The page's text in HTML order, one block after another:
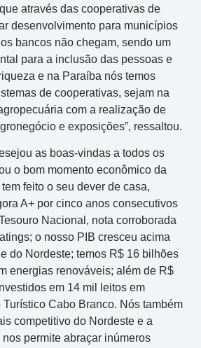
através das cooperativas de
desenvolvimento para municípios
bancos não chegam, sendo um
para a inclusão das pessoas e
e na Paraíba nós temos
de cooperativas, sejam na
com a realização de
e exposições”, ressaltou.
as boas-vindas a todos os
o bom momento econômico da
feito o seu dever de casa,
A+ por cinco anos consecutivos
Nacional, nota corroborada
o nosso PIB cresceu acima
do Nordeste; temos R$ 16 bilhões
energias renováveis; além de R$
em 14 mil leitos em
Cabo Branco. Nós também
competitivo do Nordeste e a
permite abraçar inúmeros